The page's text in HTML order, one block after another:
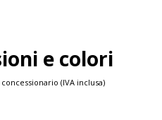
e colori
(IVA inclusa)